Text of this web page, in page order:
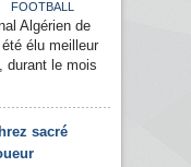
FOOTBALL
Algérien de
élu meilleur
durant le mois
sacré